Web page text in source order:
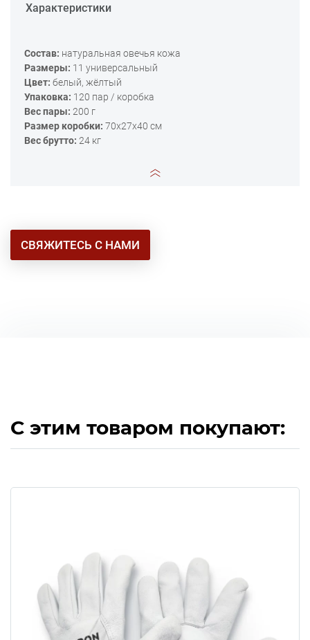
Характеристики
Состав: натуральная овечья кожа
Размеры: 11 универсальный
Цвет: белый, жёлтый
Упаковка: 120 пар / коробка
Вес пары: 200 г
Размер коробки: 70x27x40 см
Вес брутто: 24 кг
СВЯЖИТЕСЬ С НАМИ
С этим товаром покупают: